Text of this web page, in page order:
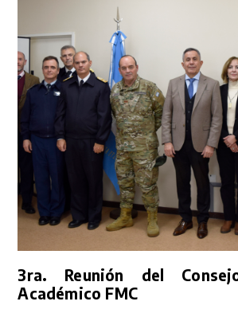
3ra. Reunión del
Académico FMC